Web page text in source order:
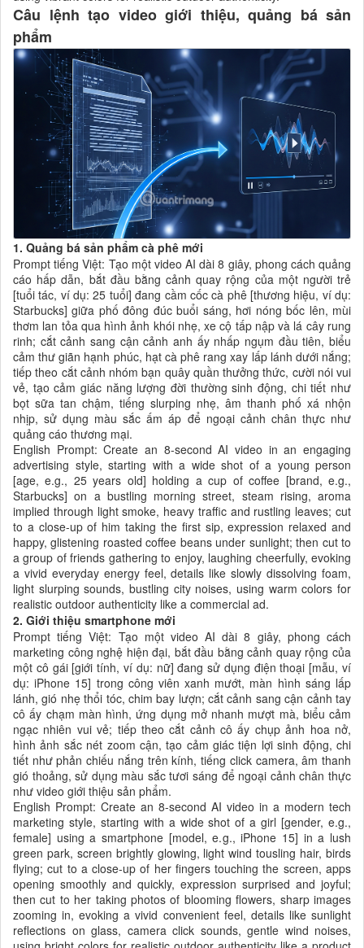
Câu lệnh tạo video giới thiệu, quảng bá sản
phẩm
1. Quảng bá sản phẩm cà phê mới
Prompt tiếng Việt: Tạo một video AI dài 8 giây, phong cách quảng
cáo hấp dẫn, bắt đầu bằng cảnh quay rộng của một người trẻ
[tuổi tác, ví dụ: 25 tuổi] đang cầm cốc cà phê [thương hiệu, ví dụ:
Starbucks] giữa phố đông đúc buổi sáng, hơi nóng bốc lên, mùi
thơm lan tỏa qua hình ảnh khói nhẹ, xe cộ tấp nập và lá cây rung
rinh; cắt cảnh sang cận cảnh anh ấy nhấp ngụm đầu tiên, biểu
cảm thư giãn hạnh phúc, hạt cà phê rang xay lấp lánh dưới nắng;
tiếp theo cắt cảnh nhóm bạn quây quần thưởng thức, cười nói vui
vẻ, tạo cảm giác năng lượng đời thường sinh động, chi tiết như
bọt sữa tan chậm, tiếng slurping nhẹ, âm thanh phố xá nhộn
nhịp, sử dụng màu sắc ấm áp để ngoại cảnh chân thực như
quảng cáo thương mại.
English Prompt: Create an 8-second AI video in an engaging
advertising style, starting with a wide shot of a young person
[age, e.g., 25 years old] holding a cup of coffee [brand, e.g.,
Starbucks] on a bustling morning street, steam rising, aroma
implied through light smoke, heavy traffic and rustling leaves; cut
to a close-up of him taking the first sip, expression relaxed and
happy, glistening roasted coffee beans under sunlight; then cut to
a group of friends gathering to enjoy, laughing cheerfully, evoking
a vivid everyday energy feel, details like slowly dissolving foam,
light slurping sounds, bustling city noises, using warm colors for
realistic outdoor authenticity like a commercial ad.
2. Giới thiệu smartphone mới
Prompt tiếng Việt: Tạo một video AI dài 8 giây, phong cách
marketing công nghệ hiện đại, bắt đầu bằng cảnh quay rộng của
một cô gái [giới tính, ví dụ: nữ] đang sử dụng điện thoại [mẫu, ví
dụ: iPhone 15] trong công viên xanh mướt, màn hình sáng lấp
lánh, gió nhẹ thổi tóc, chim bay lượn; cắt cảnh sang cận cảnh tay
cô ấy chạm màn hình, ứng dụng mở nhanh mượt mà, biểu cảm
ngạc nhiên vui vẻ; tiếp theo cắt cảnh cô ấy chụp ảnh hoa nở,
hình ảnh sắc nét zoom cận, tạo cảm giác tiện lợi sinh động, chi
tiết như phản chiếu nắng trên kính, tiếng click camera, âm thanh
gió thoảng, sử dụng màu sắc tươi sáng để ngoại cảnh chân thực
như video giới thiệu sản phẩm.
English Prompt: Create an 8-second AI video in a modern tech
marketing style, starting with a wide shot of a girl [gender, e.g.,
female] using a smartphone [model, e.g., iPhone 15] in a lush
green park, screen brightly glowing, light wind tousling hair, birds
flying; cut to a close-up of her fingers touching the screen, apps
opening smoothly and quickly, expression surprised and joyful;
then cut to her taking photos of blooming flowers, sharp images
zooming in, evoking a vivid convenient feel, details like sunlight
reflections on glass, camera click sounds, gentle wind noises,